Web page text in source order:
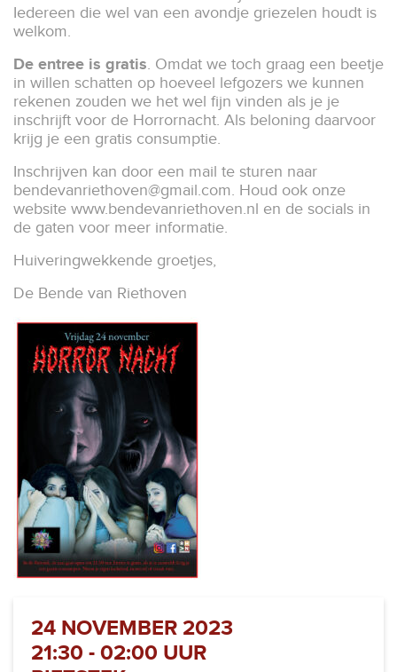
Iedereen die wel van een avondje griezelen houdt is
welkom.
De entree is gratis. Omdat we toch graag een beetje
in willen schatten op hoeveel lefgozers we kunnen
rekenen zouden we het wel fijn vinden als je je
inschrijft voor de Horrornacht. Als beloning daarvoor
krijg je een gratis consumptie.
Inschrijven kan door een mail te sturen naar
bendevanriethoven@gmail.com. Houd ook onze
website www.bendevanriethoven.nl en de socials in
de gaten voor meer informatie.
Huiveringwekkende groetjes,
De Bende van Riethoven
24 NOVEMBER 2023
21:30 - 02:00 UUR